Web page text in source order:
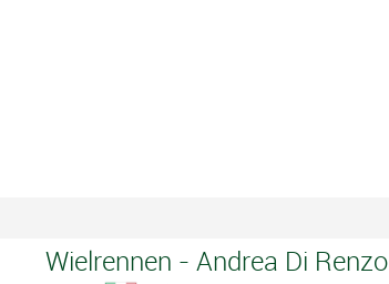
Wielrennen - Andrea Di Renzo